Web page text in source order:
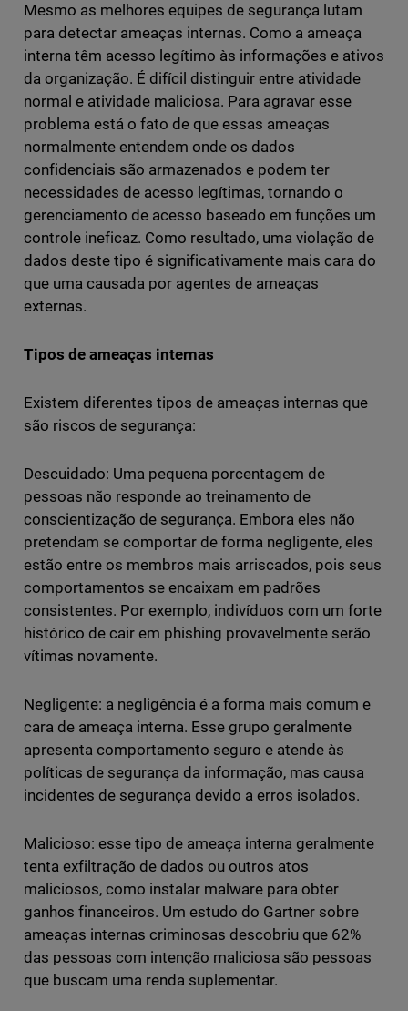
Mesmo as melhores equipes de segurança lutam
para detectar ameaças internas. Como a ameaça
interna têm acesso legítimo às informações e ativos
da organização. É difícil distinguir entre atividade
normal e atividade maliciosa. Para agravar esse
problema está o fato de que essas ameaças
normalmente entendem onde os dados
confidenciais são armazenados e podem ter
necessidades de acesso legítimas, tornando o
gerenciamento de acesso baseado em funções um
controle ineficaz. Como resultado, uma violação de
dados deste tipo é significativamente mais cara do
que uma causada por agentes de ameaças
externas.
Tipos de ameaças internas
Existem diferentes tipos de ameaças internas que
são riscos de segurança:
Descuidado: Uma pequena porcentagem de
pessoas não responde ao treinamento de
conscientização de segurança. Embora eles não
pretendam se comportar de forma negligente, eles
estão entre os membros mais arriscados, pois seus
comportamentos se encaixam em padrões
consistentes. Por exemplo, indivíduos com um forte
histórico de cair em phishing provavelmente serão
vítimas novamente.
Negligente: a negligência é a forma mais comum e
cara de ameaça interna. Esse grupo geralmente
apresenta comportamento seguro e atende às
políticas de segurança da informação, mas causa
incidentes de segurança devido a erros isolados.
Malicioso: esse tipo de ameaça interna geralmente
tenta exfiltração de dados ou outros atos
maliciosos, como instalar malware para obter
ganhos financeiros. Um estudo do Gartner sobre
ameaças internas criminosas descobriu que 62%
das pessoas com intenção maliciosa são pessoas
que buscam uma renda suplementar.